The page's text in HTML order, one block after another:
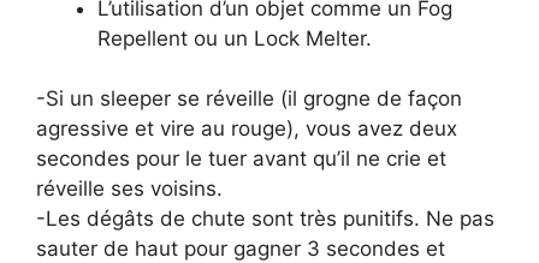
L’utilisation d’un objet comme un Fog
Repellent ou un Lock Melter.
-Si un sleeper se réveille (il grogne de façon
agressive et vire au rouge), vous avez deux
secondes pour le tuer avant qu’il ne crie et
réveille ses voisins.
-Les dégâts de chute sont très punitifs. Ne pas
sauter de haut pour gagner 3 secondes et